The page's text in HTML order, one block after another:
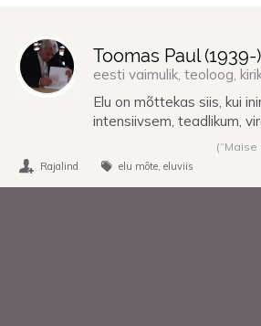
Toomas Paul (1939-)
eesti vaimulik, teoloog,
Elu on mõttekas siis, kui
intensiivsem, teadlikum,
Rajalind elu mõte eluviis